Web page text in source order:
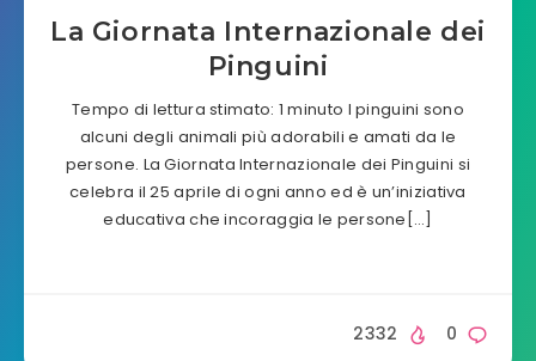
La Giornata Internazionale dei
Pinguini
Tempo di lettura stimato: 1 minuto I pinguini sono
alcuni degli animali più adorabili e amati da le
persone. La Giornata Internazionale dei Pinguini si
celebra il 25 aprile di ogni anno ed è un’iniziativa
educativa che incoraggia le persone[…]
0
2332